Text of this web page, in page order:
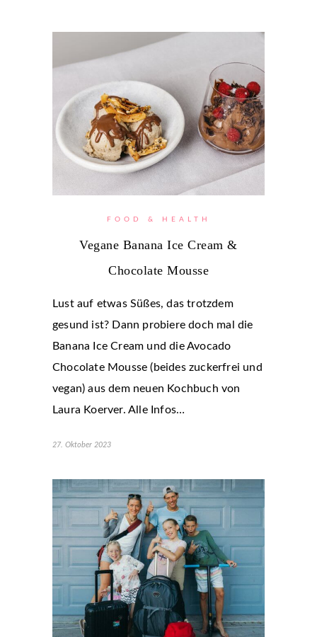
FOOD & HEALTH
Vegane Banana Ice Cream &
Chocolate Mousse
Lust auf etwas Süßes, das trotzdem
gesund ist? Dann probiere doch mal die
Banana Ice Cream und die Avocado
Chocolate Mousse (beides zuckerfrei und
vegan) aus dem neuen Kochbuch von
Laura Koerver. Alle Infos…
27. Oktober 2023